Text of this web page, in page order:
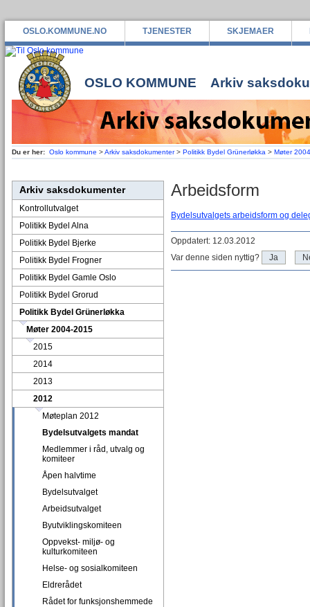
OSLO.KOMMUNE.NO TJENESTER SKJEMAER
OSLO KOMMUNE Arkiv
Du er her: Oslo kommune >Arkiv saksdokumenter> Politikk Bydel Grünerløkka > Møter
Arkiv saksdokumenter
Kontrollutvalget
Politikk Bydel Alna
Politikk Bydel Bjerke
Politikk Bydel Frogner
Politikk Bydel Gamle Oslo
Politikk Bydel Grorud
Politikk Bydel Grünerløkka
Møter 2004-2015
2015
2014
2013
2012
Møteplan 2012
Bydelsutvalgets mandat
Medlemmer i råd, utvalg og
komiteer
Åpen halvtime
Bydelsutvalget
Arbeidsutvalget
Byutviklingskomiteen
Oppvekst- miljø- og
kulturkomiteen
Helse- og sosialkomiteen
Eldrerådet
Rådet for funksjonshemmede
Arbeidsform
Bydelsutvalgets arbeidsform og
Oppdatert: 12.03.2012
Var denne siden nyttig?
Ja